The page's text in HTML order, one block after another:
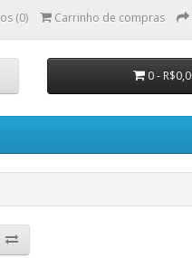
(0) Carrinho de compras
0 -